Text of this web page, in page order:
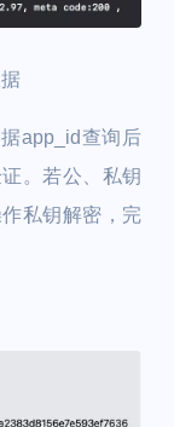
app_id查询后
。若公、私钥
私钥解密，完